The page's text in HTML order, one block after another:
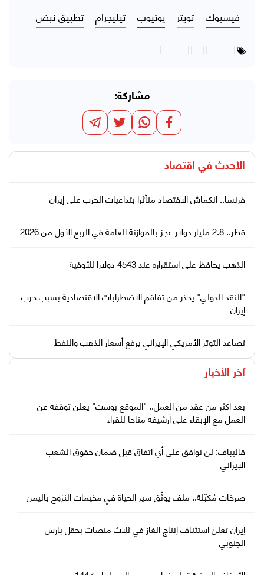
فيسبوك تويتر يوتيوب تيليجرام تطبيق نبض
مشاركة:
الأحدث في اقتصاد
فرنسا.. انكماش الاقتصاد متأثرا بتداعيات الحرب على إيران
قطر.. 2.8 مليار دولار عجز بالموازنة العامة في الربع الأول من 2026
الذهب يحافظ على استقراره عند 4543 دولارا للأوقية
"النقد الدولي" يحذر من تفاقم الاضطرابات الاقتصادية بسبب حرب
إيران
تصاعد التوتر الأمريكي الإيراني يرفع أسعار الذهب والنفط
آخر الأخبار
بعد أكثر من عقد من العمل.. "الموقع بوست" يعلن توقفه عن
العمل مع الإبقاء على أرشيفه متاحا للقراء
قاليباف: لن نوافق على أي اتفاق قبل ضمان حقوق الشعب
الإيراني
صرخات مُكبّلة.. ملف يوثّق سير الحياة في مخيمات النزوح باليمن
إيران تعلن استئناف إنتاج الغاز في ثلاث منصات بحقل بارس
الجنوبي